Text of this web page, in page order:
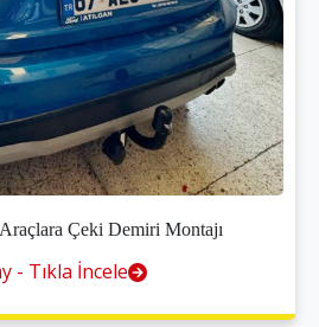
Çeki Demiri Montajı
- Tıkla İncele